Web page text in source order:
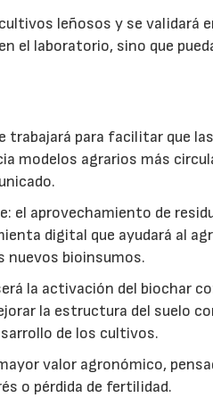
leñosos y se validará
el laboratorio, sino que
trabajará para facilitar que
modelos agrarios más
el aprovechamiento de
digital que ayudará al
nuevos bioinsumos.
la activación del biochar
la estructura del suelo
de los cultivos.
valor agronómico,
o pérdida de fertilidad.